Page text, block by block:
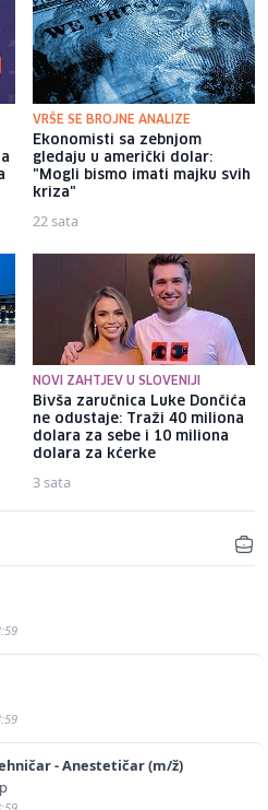
VRŠE SE BROJNE ANALIZE
Ekonomisti sa zebnjom
gledaju u američki dolar:
"Mogli bismo imati majku svih
kriza"
22 sata
NOVI ZAHTJEV U SLOVENIJI
Bivša zaručnica Luke Dončića
ne odustaje: Traži 40 miliona
dolara za sebe i 10 miliona
dolara za kćerke
3 sata
- Anestetičar (m/ž)